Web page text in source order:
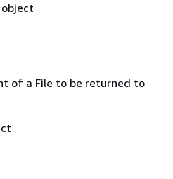
object
of a File to be returned to